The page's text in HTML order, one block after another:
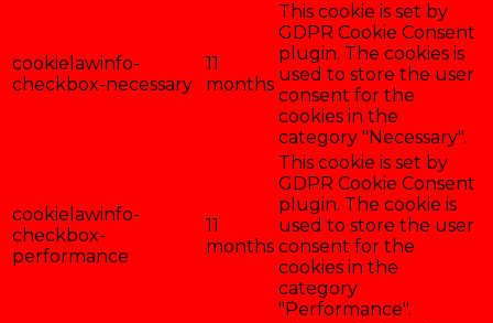
cookielawinfo-
checkbox-necessary
11
months
This cookie is set by
GDPR Cookie Consent
plugin. The cookies is
used to store the user
consent for the
cookies in the
category "Necessary".
cookielawinfo-
checkbox-
performance
11
months
This cookie is set by
GDPR Cookie Consent
plugin. The cookie is
used to store the user
consent for the
cookies in the
category
"Performance".